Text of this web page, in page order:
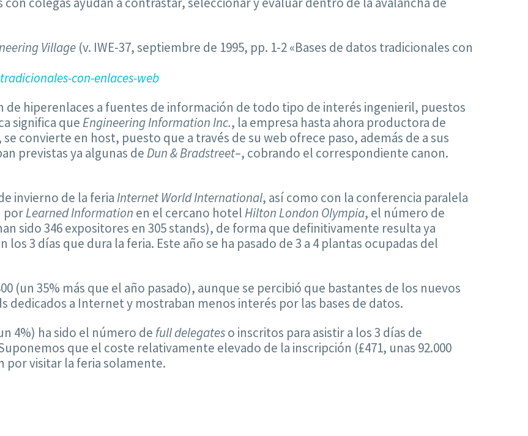
Village (v. IWE-37, septiembre de 1995, pp. 1-2 «Bases de datos tradicionales con
con-enlaces-web
de hiperenlaces a fuentes de información de todo tipo de interés ingenieril, puestos
significa queEngineering Information Inc., la empresa hasta ahora productora de
convierte en host, puesto que a través de su web ofrece paso, además de a sus
previstas ya algunas deDun & Bradstreet–, cobrando el correspondiente canon.
invierno de la feriaInternet World International, así como con la conferencia paralela
porLearned Information en el cercano hotelHilton London Olympia, el número de
sido 346 expositores en 305 stands), de forma que definitivamente resulta ya
3 días que dura la feria. Este año se ha pasado de 3 a 4 plantas ocupadas del
(un 35% más que el año pasado), aunque se percibió que bastantes de los nuevos
a Internet y mostraban menos interés por las bases de datos.
4%) ha sido el número de full delegateso inscritos para asistir a los 3 días de
que el coste relativamente elevado de la inscripción (£471, unas 92.000
por visitar la feria solamente.